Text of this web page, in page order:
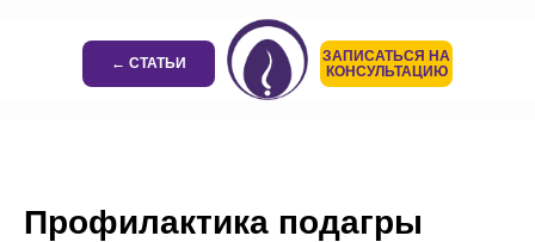
← СТАТЬИ
ЗАПИСАТЬСЯ НА
КОНСУЛЬТАЦИЮ
Профилактика подагры